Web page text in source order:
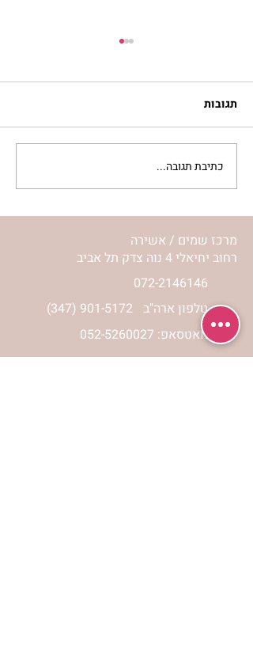
מתגעגעות לבית המפגש,
השיעור לתשעה באב | הר'
ימימה מזרחי
תגובות
כתיבת תגובה...
מרכז שמים / אשירה
רחוב יחיאלי 4 נוה צדק תל אביב
072-2146146
(347) 901-5172 טלפון ארה"ב
וואטסאפ: 052-5260027
חניה בשפע באזור כולו